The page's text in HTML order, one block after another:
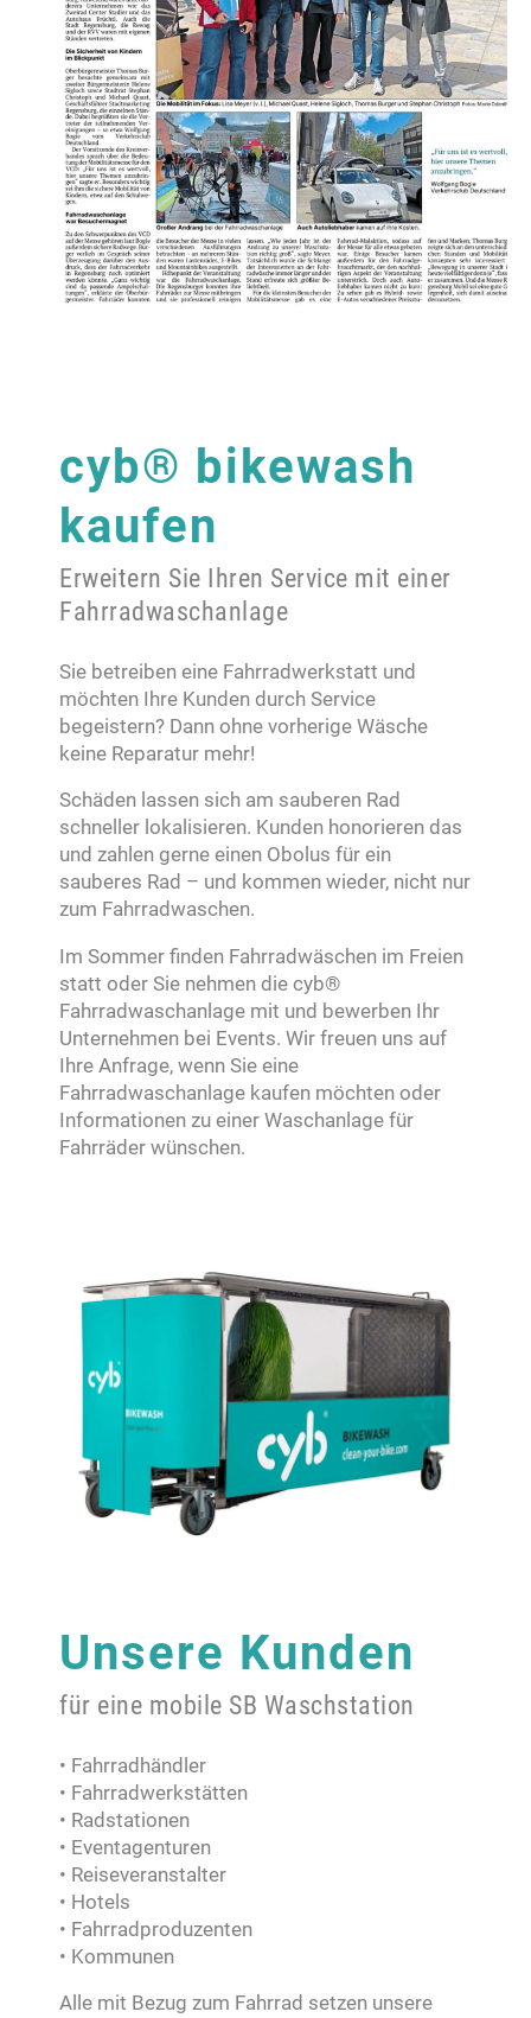
cyb® bikewash
kaufen
Erweitern Sie Ihren Service mit einer
Fahrradwaschanlage
Sie betreiben eine Fahrradwerkstatt und
möchten Ihre Kunden durch Service
begeistern? Dann ohne vorherige Wäsche
keine Reparatur mehr!
Schäden lassen sich am sauberen Rad
schneller lokalisieren. Kunden honorieren das
und zahlen gerne einen Obolus für ein
sauberes Rad – und kommen wieder, nicht nur
zum Fahrradwaschen.
Im Sommer finden Fahrradwäschen im Freien
statt oder Sie nehmen die cyb®
Fahrradwaschanlage mit und bewerben Ihr
Unternehmen bei Events. Wir freuen uns auf
Ihre Anfrage, wenn Sie eine
Fahrradwaschanlage kaufen möchten oder
Informationen zu einer Waschanlage für
Fahrräder wünschen.
Unsere Kunden
für eine mobile SB Waschstation
• Fahrradhändler
• Fahrradwerkstätten
• Radstationen
• Eventagenturen
• Reiseveranstalter
• Hotels
• Fahrradproduzenten
• Kommunen
Alle mit Bezug zum Fahrrad setzen unsere